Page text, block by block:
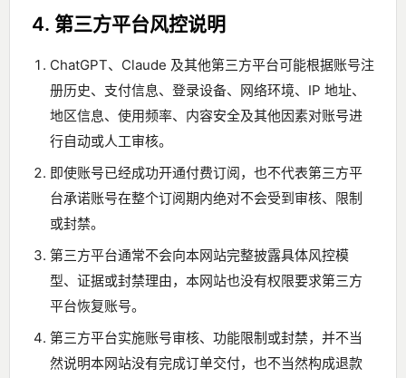
4. 第三方平台风控说明
ChatGPT、Claude 及其他第三方平台可能根据账号注
册历史、支付信息、登录设备、网络环境、IP 地址、
地区信息、使用频率、内容安全及其他因素对账号进
行自动或人工审核。
即使账号已经成功开通付费订阅，也不代表第三方平
台承诺账号在整个订阅期内绝对不会受到审核、限制
或封禁。
第三方平台通常不会向本网站完整披露具体风控模
型、证据或封禁理由，本网站也没有权限要求第三方
平台恢复账号。
第三方平台实施账号审核、功能限制或封禁，并不当
然说明本网站没有完成订单交付，也不当然构成退款